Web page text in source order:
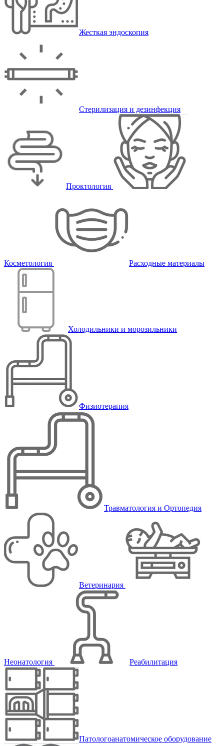
Жесткая эндоскопия
Стерилизация и дезинфекция
Проктология
Косметология Расходные материалы
Холодильники и морозильники
Физиотерапия
Травматология и Ортопедия
Ветеринария
Неонатология Реабилитация
Патологоанатомическое оборудование